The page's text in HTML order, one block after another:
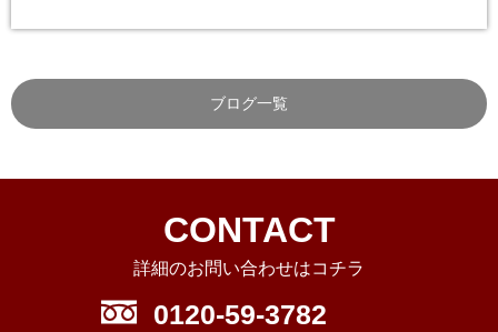
ブログ一覧
CONTACT
詳細のお問い合わせはコチラ
0120-59-3782